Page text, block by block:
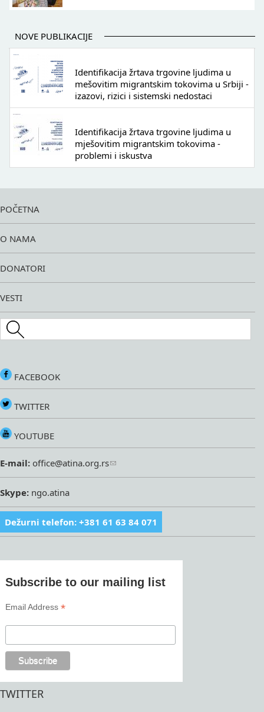
NOVE PUBLIKACIJE
Identifikacija žrtava trgovine ljudima u
mešovitim migrantskim tokovima u Srbiji -
izazovi, rizici i sistemski nedostaci
Identifikacija žrtava trgovine ljudima u
mješovitim migrantskim tokovima -
problemi i iskustva
POČETNA
O NAMA
DONATORI
VESTI
Search this site
FACEBOOK
TWITTER
YOUTUBE
E-mail: office@atina.org.rs
Skype: ngo.atina
Dežurni telefon: +381 61 63 84 071
Subscribe to our mailing list
Email Address*
TWITTER